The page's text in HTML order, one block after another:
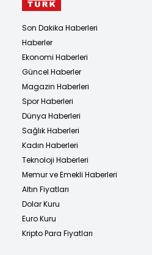
Son Dakika Haberleri
Haberler
Ekonomi Haberleri
Güncel Haberler
Magazin Haberleri
Spor Haberleri
Dünya Haberleri
Sağlık Haberleri
Kadın Haberleri
Teknoloji Haberleri
Memur ve Emekli Haberleri
Altın Fiyatları
Dolar Kuru
Euro Kuru
Kripto Para Fiyatları